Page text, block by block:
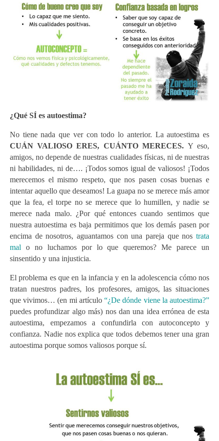
¿Qué SÍ es autoestima?
No tiene nada que ver con todo lo anterior. La autoestima es
CUÁN VALIOSO ERES, CUÁNTO MERECES. Y eso,
amigos, no depende de nuestras cualidades físicas, ni de nuestras
ni habilidades, ni de…. ¡Todos somos igual de valiosos! ¡Todos
merecemos el mismo respeto, que nos pasen cosas buenas e
intentar aquello que deseamos! La guapa no se merece más amor
que la fea, el torpe no se merece que lo humillen, y nadie se
merece nada malo. ¿Por qué entonces cuando sentimos que
nuestra autoestima es baja permitimos que los demás pasen por
encima de nosotros, aguantamos con una pareja que nos trata
mal o no luchamos por lo que queremos? Me parece un
sinsentido y una injusticia.
El problema es que en la infancia y en la adolescencia cómo nos
tratan nuestros padres, los profesores, amigos, las situaciones
que vivimos… (en mi artículo“¿De dónde viene la autoestima?”
puedes profundizar algo más) nos dan una idea errónea de esta
autoestima, empezamos a confundirla con autoconcepto y
confianza. Nadie nos explica que todos debemos tener una gran
autoestima porque somos valiosos porque sí.